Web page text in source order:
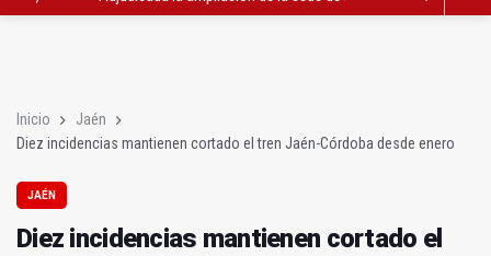
Inicio
Jaén
Diez incidencias mantienen cortado el tren Jaén-Córdoba desde enero
JAÉN
Diez incidencias mantienen cortado el